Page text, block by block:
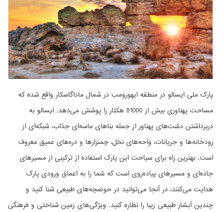
پارک ملی ایسالو در منطقه ایهورومب در شمال ماداگاسکار واقع شده که
مساحت پهناوری بیش از 81000 هکتار را پوشش می‌دهد. ایسالو به
دربرداشتن دشت‌های پهناور از جمله بناهای ماسه‌ای جذاب، شبکه‌ای از
رودخانه‌ها و جریانات، واحه‌های نخل، چمنزارها و دره‌های عمیق معروف
است. بهترین راه برای سیاحت این پارک استفاده از ترکیبی از مسیرهای
جاده‌ای و مسیرهای پیاده‌روی است که شما را به اعماق ورودی پارک
هدایت می‌کنند، در آنجا می‌توانید در حوضچه‌های طبیعی شنا کنید و
چندین آبشار طبیعی زیبا را نظاره کنید. ویژگی‌های زمین شناختی و فرهنگی